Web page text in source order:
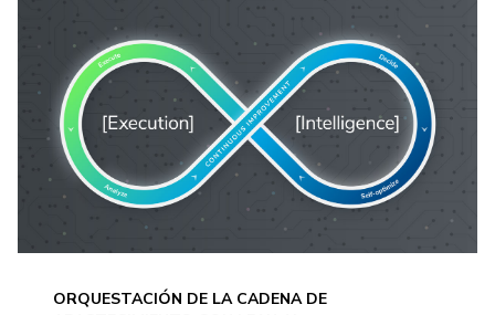
ORQUESTACIÓN DE LA CADENA DE